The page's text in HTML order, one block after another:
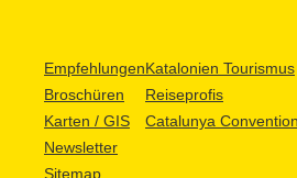
Empfehlungen
Broschüren
Karten / GIS
Newsletter
Sitemap
Katalonien Tourismus
Reiseprofis
Catalunya